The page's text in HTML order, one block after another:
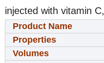
injected with vitamin
Product Name
Properties
Volumes